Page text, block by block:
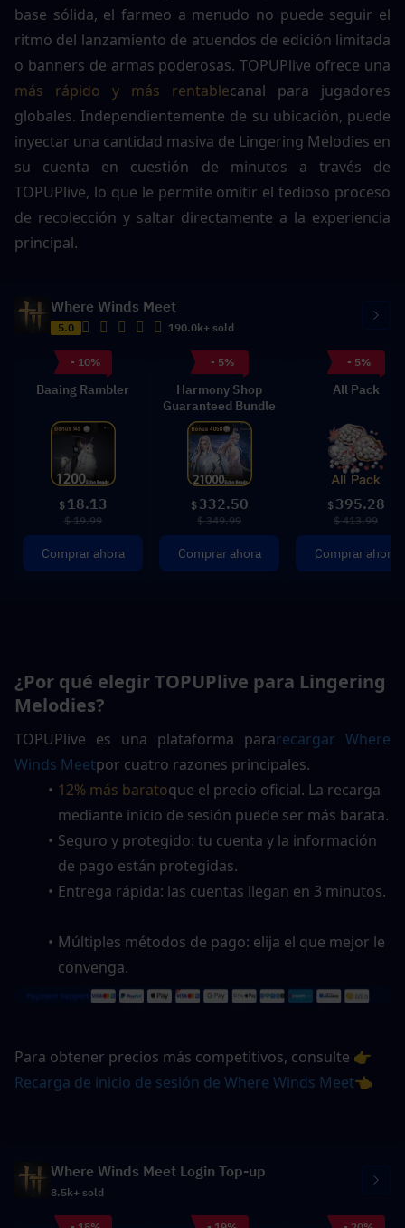
base sólida, el farmeo a menudo no puede seguir el
ritmo del lanzamiento de atuendos de edición limitada
más rápido y más rentablecanal para jugadores
globales. Independientemente de su ubicación, puede
inyectar una cantidad masiva de Lingering Melodies en
su cuenta en cuestión de minutos a través de
TOPUPlive, lo que le permite omitir el tedioso proceso
de recolección y saltar directamente a la experiencia
principal.
Where Winds Meet
5.0 190.0k+ sold
- 10%
Baaing Rambler
$ 18.13
$ 19.99
Comprar ahora
- 5%
Harmony Shop
Guaranteed Bundle
$ 332.50
$ 349.99
Comprar ahora
- 5%
All Pack
$ 395.28
$ 413.99
Comprar ahora
¿Por qué elegir TOPUPlive para Lingering
Melodies?
TOPUPlive es una plataforma pararecargar Where
Winds Meetpor cuatro razones principales.
12% más baratoque el precio oficial. La recarga
mediante inicio de sesión puede ser más barata.
Seguro y protegido: tu cuenta y la información
de pago están protegidas.
Entrega rápida: las cuentas llegan en 3 minutos.
Múltiples métodos de pago: elija el que mejor le
convenga.
Para obtener precios más competitivos, consulte 👉
Recarga de inicio de sesión de Where Winds Meet👈
Where Winds Meet Login Top-up
8.5k+ sold